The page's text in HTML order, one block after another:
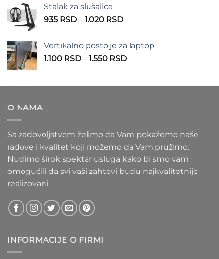
Stalak za slušalice
935 RSD – 1.020 RSDRaspon
935 RSD
do
Vertikalno postolje za laptop
1.100 RSD – 1.550 RSDRaspon
1.100 RSD
O NAMA
Sa zadovoljstvom želimo da Vam pokažemo naše
radove i kvalitet koji možemo da Vam pružimo.
Nudimo širok spektar usluga kako bi smo vam
omogućili da svi vaši zahtevi budu najkvalitetnije
realizovani
INFORMACIJE O FIRMI